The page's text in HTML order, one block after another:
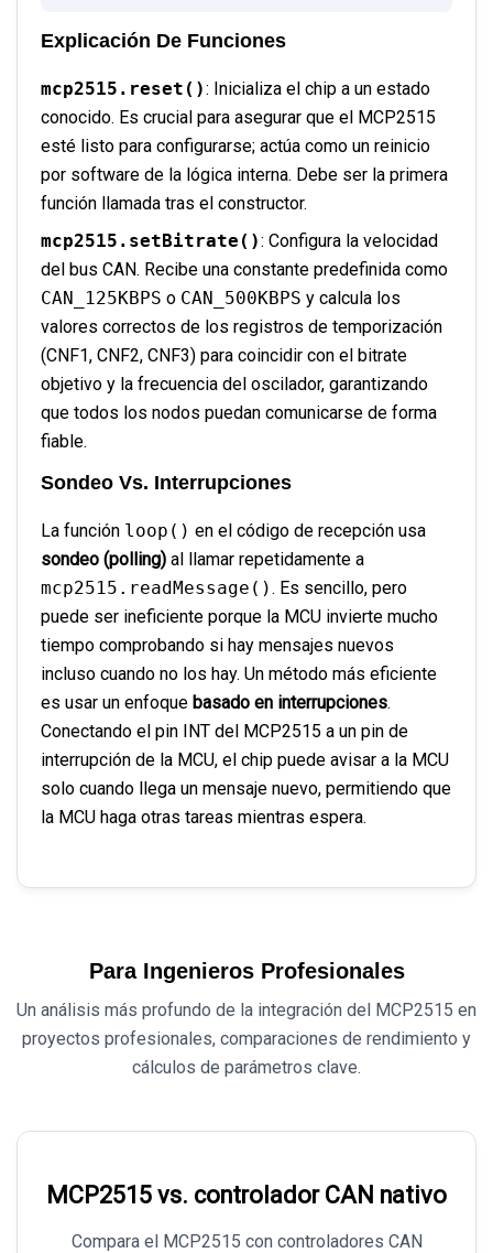
Explicación De Funciones
mcp2515.reset(): Inicializa el chip a un estado
conocido. Es crucial para asegurar que el MCP2515
esté listo para configurarse; actúa como un reinicio
por software de la lógica interna. Debe ser la primera
función llamada tras el constructor.
mcp2515.setBitrate(): Configura la velocidad
del bus CAN. Recibe una constante predefinida como
CAN_125KBPS o CAN_500KBPS y calcula los
valores correctos de los registros de temporización
(CNF1, CNF2, CNF3) para coincidir con el bitrate
objetivo y la frecuencia del oscilador, garantizando
que todos los nodos puedan comunicarse de forma
fiable.
Sondeo Vs. Interrupciones
La función loop() en el código de recepción usa
sondeo (polling) al llamar repetidamente a
mcp2515.readMessage(). Es sencillo, pero
puede ser ineficiente porque la MCU invierte mucho
tiempo comprobando si hay mensajes nuevos
incluso cuando no los hay. Un método más eficiente
es usar un enfoque basado en interrupciones.
Conectando el pin INT del MCP2515 a un pin de
interrupción de la MCU, el chip puede avisar a la MCU
solo cuando llega un mensaje nuevo, permitiendo que
la MCU haga otras tareas mientras espera.
Para Ingenieros Profesionales
Un análisis más profundo de la integración del MCP2515 en
proyectos profesionales, comparaciones de rendimiento y
cálculos de parámetros clave.
MCP2515 vs. controlador CAN nativo
Compara el MCP2515 con controladores CAN